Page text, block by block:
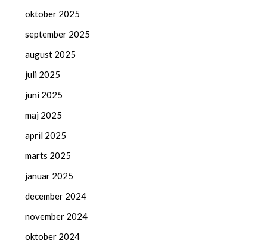
oktober 2025
september 2025
august 2025
juli 2025
juni 2025
maj 2025
april 2025
marts 2025
januar 2025
december 2024
november 2024
oktober 2024